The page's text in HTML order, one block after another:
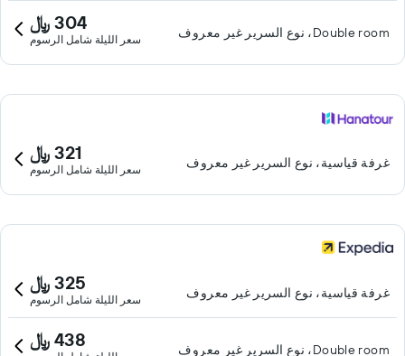
Double room، نوع السرير غير معروف 304 ﷼
سعر الليلة شامل الرسوم
غرفة قياسية، نوع السرير غير معروف 321 ﷼
سعر الليلة شامل الرسوم
غرفة قياسية، نوع السرير غير معروف 325 ﷼
سعر الليلة شامل الرسوم
Double room، نوع السرير غير معروف 438 ﷼